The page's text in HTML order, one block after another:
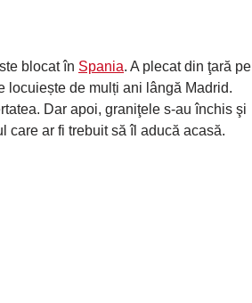
blocat în Spania. A plecat din ţară pe
locuiește de mulți ani lângă Madrid.
Dar apoi, graniţele s-au închis şi
care ar fi trebuit să îl aducă acasă.